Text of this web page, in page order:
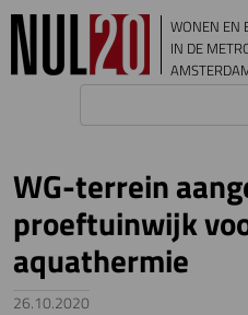
Overslaan en naar de inhoud gaan
WONEN EN
IN DE
WG-terrein
proeftuinwijk
aquathermie
26.10.2020